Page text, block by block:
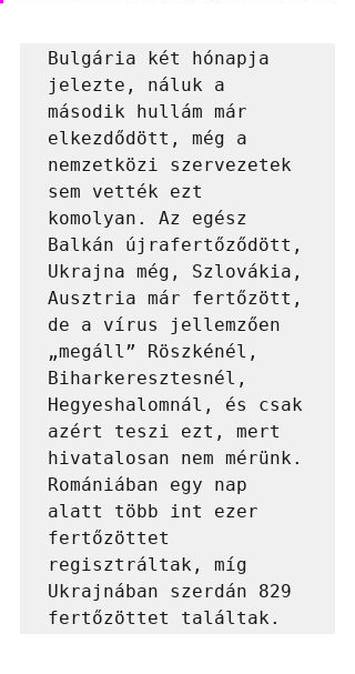
Bulgária két hónapja
jelezte, náluk a
második hullám már
elkezdődött, még a
nemzetközi szervezetek
sem vették ezt
komolyan. Az egész
Balkán újrafertőződött,
Ukrajna még, Szlovákia,
Ausztria már fertőzött,
de a vírus jellemzően
„megáll” Röszkénél,
Biharkeresztesnél,
Hegyeshalomnál, és csak
azért teszi ezt, mert
hivatalosan nem mérünk.
Romániában egy nap
alatt több int ezer
fertőzöttet
regisztráltak, míg
Ukrajnában szerdán 829
fertőzöttet találtak.